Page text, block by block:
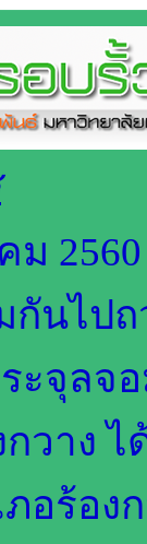
ม
กันไป
ะจุลจ
กวาง
อร้อง